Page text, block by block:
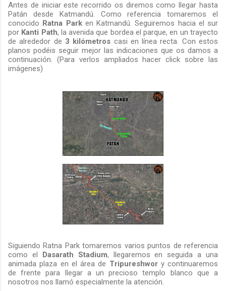
Antes de iniciar este recorrido os diremos como llegar hasta
Patán desde Katmandú. Como referencia tomaremos el
conocido Ratna Parken Katmandú. Seguiremos hacia el sur
por Kanti Path, la avenida que bordea el parque, en un trayecto
de alrededor de 3 kilómetros casi en línea recta. Con estos
planos podéis seguir mejor las indicaciones que os damos a
continuación. (Para verlos ampliados hacer click sobre las
imágenes)
Siguiendo Ratna Park tomaremos varios puntos de referencia
como el Dasarath Stadium, llegaremos en seguida a una
animada plaza en el área de Tripureshwory continuaremos
de frente para llegar a un precioso templo blanco que a
nosotros nos llamó especialmente la atención.